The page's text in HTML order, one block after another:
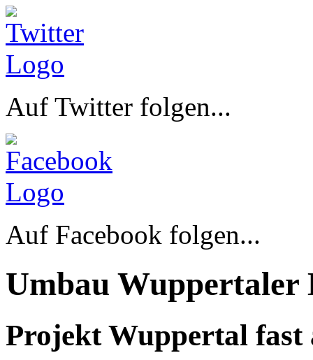
Auf Twitter folgen...
Auf Facebook folgen...
Umbau Wuppertaler
Projekt Wuppertal fast